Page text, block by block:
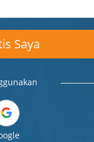
Saya